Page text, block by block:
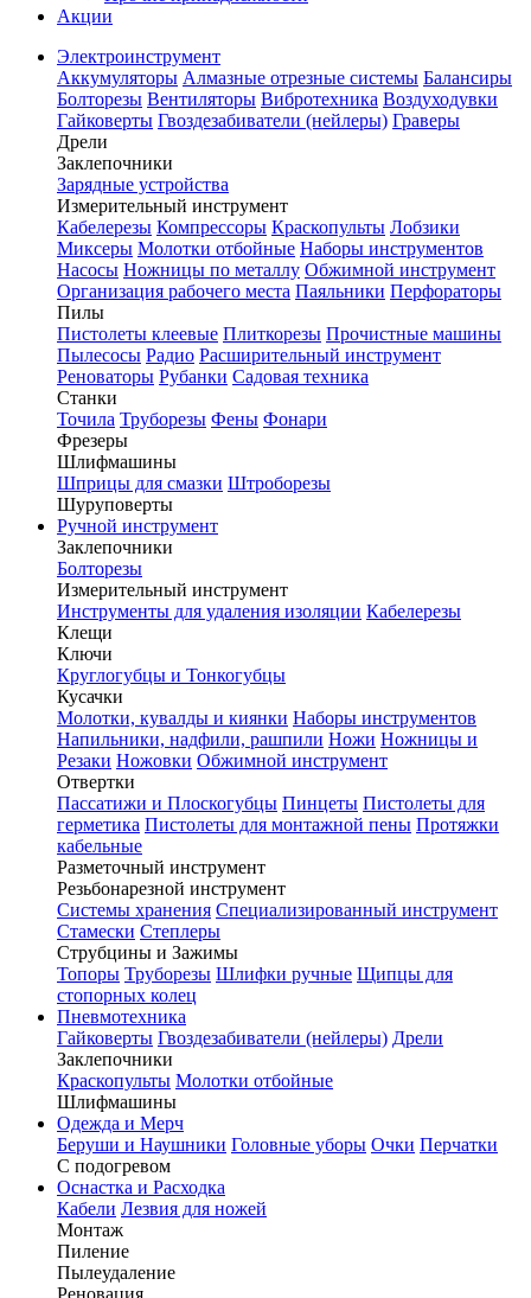
Акции
Электроинструмент
Аккумуляторы Алмазные отрезные системы Балансиры
Болторезы Вентиляторы Вибротехника Воздуходувки
Гайковерты Гвоздезабиватели (нейлеры) Граверы
Дрели
Заклепочники
Зарядные устройства
Измерительный инструмент
Кабелерезы Компрессоры Краскопульты Лобзики
Миксеры Молотки отбойные Наборы инструментов
Насосы Ножницы по металлу Обжимной инструмент
Организация рабочего места Паяльники Перфораторы
Пилы
Пистолеты клеевые Плиткорезы Прочистные машины
Пылесосы Радио Расширительный инструмент
Реноваторы Рубанки Садовая техника
Станки
Точила Труборезы Фены Фонари
Фрезеры
Шлифмашины
Шприцы для смазки Штроборезы
Шуруповерты
Ручной инструмент
Заклепочники
Болторезы
Измерительный инструмент
Инструменты для удаления изоляции Кабелерезы
Клещи
Ключи
Круглогубцы и Тонкогубцы
Кусачки
Молотки, кувалды и киянки Наборы инструментов
Напильники, надфили, рашпили Ножи Ножницы и
Резаки Ножовки Обжимной инструмент
Отвертки
Пассатижи и Плоскогубцы Пинцеты Пистолеты для
герметика Пистолеты для монтажной пены Протяжки
кабельные
Разметочный инструмент
Резьбонарезной инструмент
Системы хранения Специализированный инструмент
Стамески Степлеры
Струбцины и Зажимы
Топоры Труборезы Шлифки ручные Щипцы для
стопорных колец
Пневмотехника
Гайковерты Гвоздезабиватели (нейлеры) Дрели
Заклепочники
Краскопульты Молотки отбойные
Шлифмашины
Одежда и Мерч
Беруши и Наушники Головные уборы Очки Перчатки
С подогревом
Оснастка и Расходка
Кабели Лезвия для ножей
Монтаж
Пиление
Пылеудаление
Реновация